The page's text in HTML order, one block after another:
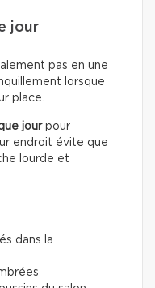
jour
pas en une
lorsque
place.
jourpour
endroit évite que
lourde et
dans la